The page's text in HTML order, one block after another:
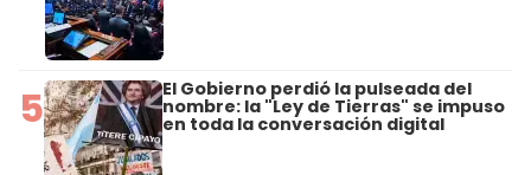
5 El Gobierno perdió la pulseada del
nombre: la "Ley de Tierras" se impuso
en toda la conversación digital